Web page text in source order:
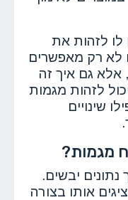
לו לזהות את
לא רק מאפשרים
אלא גם איך זה
לזהות מגמות
שינויים
מגמות?
יבשים.
אותו בצורה